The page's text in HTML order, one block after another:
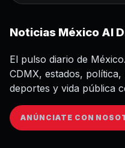
Noticias México Al
El pulso diario de
CDMX, estados,
deportes y vida pública
ANÚNCIATE CON